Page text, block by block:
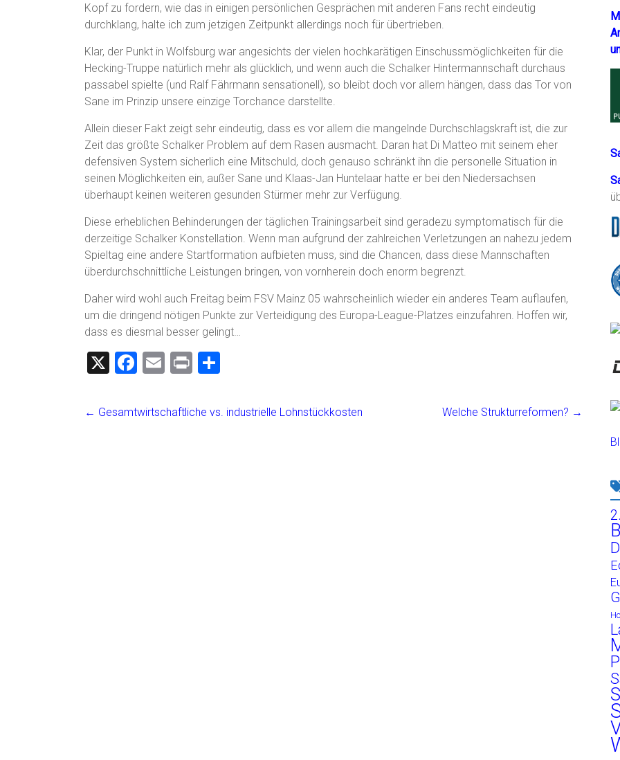
Kopf zu fordern, wie das in einigen persönlichen Gesprächen mit anderen Fans recht eindeutig
durchklang, halte ich zum jetzigen Zeitpunkt allerdings noch für übertrieben.
Klar, der Punkt in Wolfsburg war angesichts der vielen hochkarätigen Einschussmöglichkeiten für die
Hecking-Truppe natürlich mehr als glücklich, und wenn auch die Schalker Hintermannschaft durchaus
passabel spielte (und Ralf Fährmann sensationell), so bleibt doch vor allem hängen, dass das Tor von
Sane im Prinzip unsere einzige Torchance darstellte.
Allein dieser Fakt zeigt sehr eindeutig, dass es vor allem die mangelnde Durchschlagskraft ist, die zur
Zeit das größte Schalker Problem auf dem Rasen ausmacht. Daran hat Di Matteo mit seinem eher
defensiven System sicherlich eine Mitschuld, doch genauso schränkt ihn die personelle Situation in
seinen Möglichkeiten ein, außer Sane und Klaas-Jan Huntelaar hatte er bei den Niedersachsen
überhaupt keinen weiteren gesunden Stürmer mehr zur Verfügung.
Diese erheblichen Behinderungen der täglichen Trainingsarbeit sind geradezu symptomatisch für die
derzeitige Schalker Konstellation. Wenn man aufgrund der zahlreichen Verletzungen an nahezu jedem
Spieltag eine andere Startformation aufbieten muss, sind die Chancen, dass diese Mannschaften
überdurchschnittliche Leistungen bringen, von vornherein doch enorm begrenzt.
Daher wird wohl auch Freitag beim FSV Mainz 05 wahrscheinlich wieder ein anderes Team auflaufen,
um die dringend nötigen Punkte zur Verteidigung des Europa-League-Platzes einzufahren. Hoffen wir,
dass es diesmal besser gelingt…
X
F
ce
E
ai
Pr
t
e
← Gesamtwirtschaftliche vs. industrielle Lohnstückkosten Welche Strukturreformen? →